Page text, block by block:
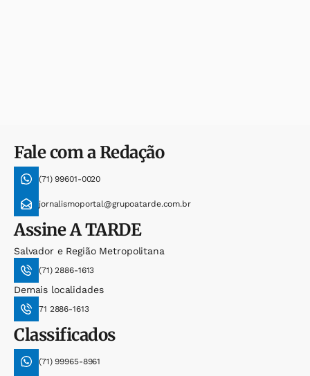
Fale com a Redação
(71) 99601-0020
jornalismoportal@grupoatarde.com.br
AssineA TARDE
Salvador e Região Metropolitana
(71) 2886-1613
Demais localidades
71 2886-1613
Classificados
(71) 99965-8961